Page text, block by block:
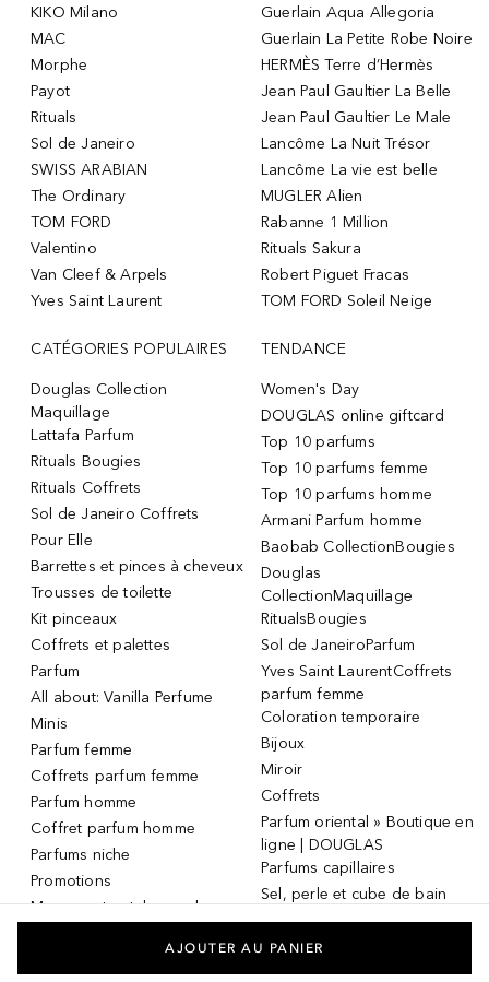
KIKO Milano
MAC
Morphe
Payot
Rituals
Sol de Janeiro
SWISS ARABIAN
The Ordinary
TOM FORD
Valentino
Van Cleef & Arpels
Yves Saint Laurent
Guerlain Aqua Allegoria
Guerlain La Petite Robe Noire
HERMÈS Terre d’Hermès
Jean Paul Gaultier La Belle
Jean Paul Gaultier Le Male
Lancôme La Nuit Trésor
Lancôme La vie est belle
MUGLER Alien
Rabanne 1 Million
Rituals Sakura
Robert Piguet Fracas
TOM FORD Soleil Neige
CATÉGORIES POPULAIRES
Douglas Collection
Maquillage
Lattafa Parfum
Rituals Bougies
Rituals Coffrets
Sol de Janeiro Coffrets
Pour Elle
Barrettes et pinces à cheveux
Trousses de toilette
Kit pinceaux
Coffrets et palettes
Parfum
All about: Vanilla Perfume
Minis
Parfum femme
Coffrets parfum femme
Parfum homme
Coffret parfum homme
Parfums niche
Promotions
Masque et patch pour les
TENDANCE
Women's Day
DOUGLAS online giftcard
Top 10 parfums
Top 10 parfums femme
Top 10 parfums homme
Armani Parfum homme
Baobab CollectionBougies
Douglas
CollectionMaquillage
RitualsBougies
Sol de JaneiroParfum
Yves Saint LaurentCoffrets
parfum femme
Coloration temporaire
Bijoux
Miroir
Coffrets
Parfum oriental » Boutique en
ligne | DOUGLAS
Parfums capillaires
Sel, perle et cube de bain
Dermaroller
Masque et patch pour les
AJOUTER AU PANIER